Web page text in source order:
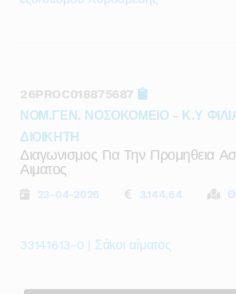
26PROC018875687
ΝΟΜ.ΓΕΝ. ΝΟΣΟΚΟΜΕΙΟ - Κ.Υ
ΔΙΟΙΚΗΤΗ
Διαγωνισμος Για Την Προμηθεια
Αιματος
23-04-2026 3.144,64
33141613-0 | Σάκοι αίματος